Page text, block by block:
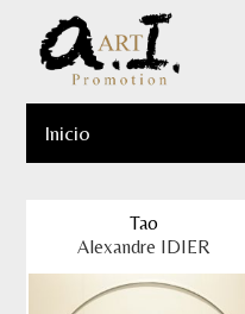
Inicio
Tao
Alexandre IDIER